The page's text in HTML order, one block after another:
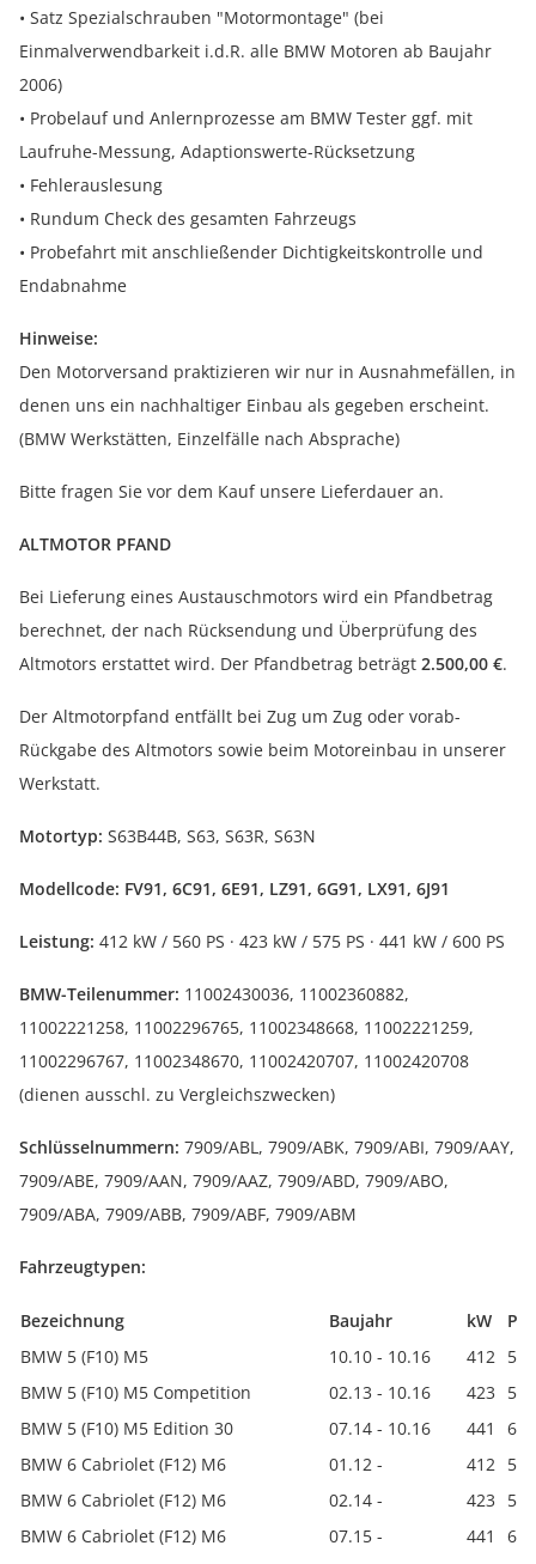
• Satz Spezialschrauben "Motormontage" (bei
Einmalverwendbarkeit i.d.R. alle BMW Motoren ab Baujahr
2006)
• Probelauf und Anlernprozesse am BMW Tester ggf. mit
Laufruhe-Messung, Adaptionswerte-Rücksetzung
• Fehlerauslesung
• Rundum Check des gesamten Fahrzeugs
• Probefahrt mit anschließender Dichtigkeitskontrolle und
Endabnahme
Hinweise:
Den Motorversand praktizieren wir nur in Ausnahmefällen, in
denen uns ein nachhaltiger Einbau als gegeben erscheint.
(BMW Werkstätten, Einzelfälle nach Absprache)
Bitte fragen Sie vor dem Kauf unsere Lieferdauer an.
ALTMOTOR PFAND
Bei Lieferung eines Austauschmotors wird ein Pfandbetrag
berechnet, der nach Rücksendung und Überprüfung des
Altmotors erstattet wird. Der Pfandbetrag beträgt 2.500,00 €.
Der Altmotorpfand entfällt bei Zug um Zug oder vorab-
Rückgabe des Altmotors sowie beim Motoreinbau in unserer
Werkstatt.
Motortyp: S63B44B, S63, S63R, S63N
Modellcode: FV91, 6C91, 6E91, LZ91, 6G91, LX91, 6J91
Leistung: 412 kW / 560 PS · 423 kW / 575 PS · 441 kW / 600 PS
BMW-Teilenummer: 11002430036, 11002360882,
11002221258, 11002296765, 11002348668, 11002221259,
11002296767, 11002348670, 11002420707, 11002420708
(dienen ausschl. zu Vergleichszwecken)
Schlüsselnummern: 7909/ABL, 7909/ABK, 7909/ABI, 7909/AAY,
7909/ABE, 7909/AAN, 7909/AAZ, 7909/ABD, 7909/ABO,
7909/ABA, 7909/ABB, 7909/ABF, 7909/ABM
Fahrzeugtypen:
Bezeichnung Baujahr kW
PS
BMW 5 (F10) M5
10.10 - 10.16 412
560
BMW 5 (F10) M5 Competition
02.13 - 10.16 423
575
BMW 5 (F10) M5 Edition 30
07.14 - 10.16 441
600
BMW 6 Cabriolet (F12) M6
01.12 - 412
560
BMW 6 Cabriolet (F12) M6
02.14 - 423
575
BMW 6 Cabriolet (F12) M6
07.15 - 441
600